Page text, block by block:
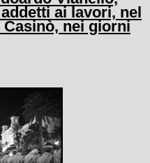
ai lavori, nel
Casinò, nei giorni